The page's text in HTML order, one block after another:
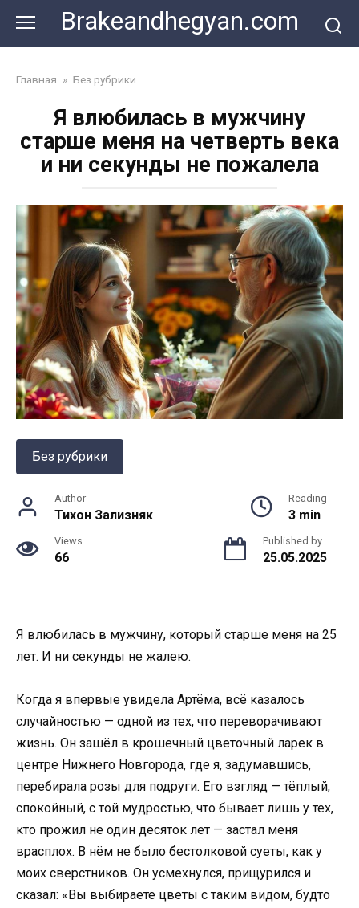
content
Brakeandhegyan.com
Главная » Без рубрики
Я влюбилась в мужчину
старше меня на четверть века
и ни секунды не пожалела
Без рубрики
Author
Тихон Зализняк
Reading
3 min
Views
66
Published by
25.05.2025
Я влюбилась в мужчину, который старше меня на 25
лет. И ни секунды не жалею.
Когда я впервые увидела Артёма, всё казалось
случайностью — одной из тех, что переворачивают
жизнь. Он зашёл в крошечный цветочный ларек в
центре Нижнего Новгорода, где я, задумавшись,
перебирала розы для подруги. Его взгляд — тёплый,
спокойный, с той мудростью, что бывает лишь у тех,
кто прожил не один десяток лет — застал меня
врасплох. В нём не было бестолковой суеты, как у
моих сверстников. Он усмехнулся, прищурился и
сказал: «Вы выбираете цветы с таким видом, будто